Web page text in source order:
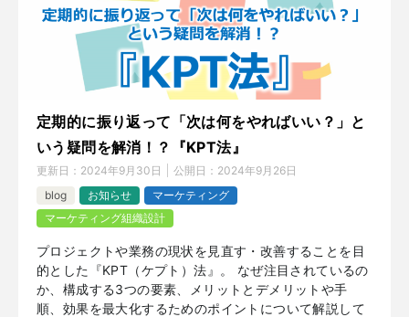
定期的に振り返って「次は何をやればいい？」と
いう疑問を解消！？『KPT法』
更新日： 2024年9月30日 公開日： 2024年9月26日
blog
お知らせ
マーケティング
マーケティング組織設計
プロジェクトや業務の現状を見直す・改善することを目
的とした『KPT（ケプト）法』。 なぜ注目されているの
か、構成する3つの要素、メリットとデメリットや手
順、効果を最大化するためのポイントについて解説して